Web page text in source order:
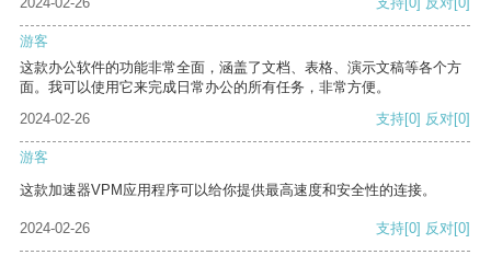
游客
这款办公软件的功能非常全面，涵盖了文档、表格、演示文稿等各个方
面。我可以使用它来完成日常办公的所有任务，非常方便。
2024-02-26
支持[0] 反对[0]
游客
这款加速器VPM应用程序可以给你提供最高速度和安全性的连接。
2024-02-26 支持[0] 反对[0]